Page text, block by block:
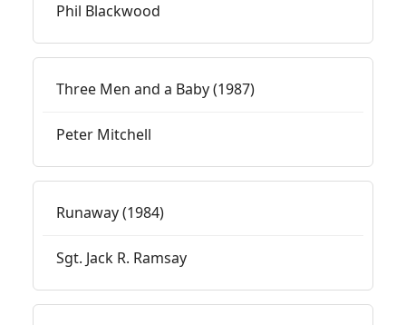
Phil Blackwood
Three Men and a Baby (1987)
Peter Mitchell
Runaway (1984)
Sgt. Jack R. Ramsay